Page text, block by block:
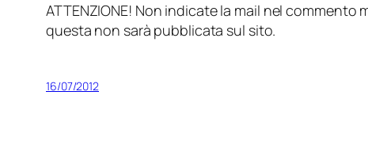
ATTENZIONE! Non indicate la mail nel
questa non sarà pubblicata sul sito.
16/07/2012